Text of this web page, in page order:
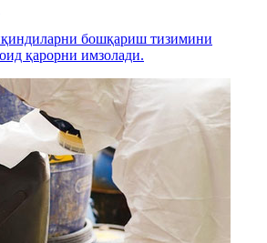
бошқариш тизимини
қарорни имзолади.